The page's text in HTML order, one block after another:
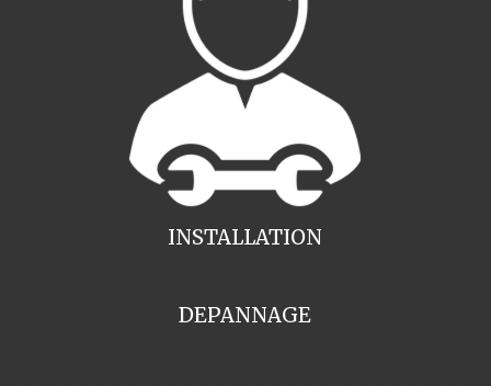
INSTALLATION
DEPANNAGE